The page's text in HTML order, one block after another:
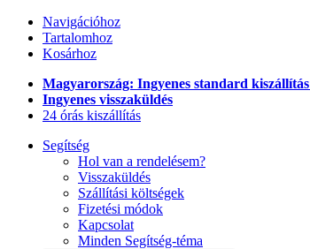
Navigációhoz
Tartalomhoz
Kosárhoz
Magyarország: Ingyenes standard kiszállítás
Ingyenes visszaküldés
24 órás kiszállítás
Segítség
Hol van a rendelésem?
Visszaküldés
Szállítási költségek
Fizetési módok
Kapcsolat
Minden Segítség-téma